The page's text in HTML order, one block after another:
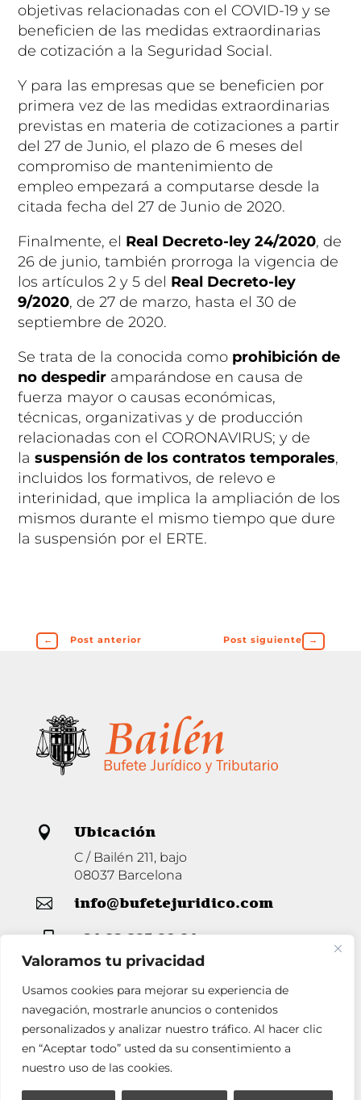
Valoramos tu privacidad
Usamos cookies para mejorar su experiencia de
navegación, mostrarle anuncios o contenidos
personalizados y analizar nuestro tráfico. Al hacer clic
en “Aceptar todo” usted da su consentimiento a
nuestro uso de las cookies.
objetivas relacionadas con el COVID-19 y se
beneficien de las medidas extraordinarias
de cotización a la Seguridad Social.
Y para las empresas que se beneficien por
primera vez de las medidas extraordinarias
previstas en materia de cotizaciones a partir
del 27 de Junio, el plazo de 6 meses del
compromiso de mantenimiento de
empleo empezará a computarse desde la
citada fecha del 27 de Junio de 2020.
Finalmente, el Real Decreto-ley 24/2020, de
26 de junio, también prorroga la vigencia de
los artículos 2 y 5 del Real Decreto-ley
9/2020, de 27 de marzo, hasta el 30 de
septiembre de 2020.
Se trata de la conocida como prohibición de
no despedir amparándose en causa de
fuerza mayor o causas económicas,
técnicas, organizativas y de producción
relacionadas con el CORONAVIRUS; y de
lasuspensión de los contratos temporales,
incluidos los formativos, de relevo e
interinidad, que implica la ampliación de los
mismos durante el mismo tiempo que dure
la suspensión por el ERTE.
← Post anterior Post siguiente →
 Ubicación
C / Bailén 211, bajo
08037 Barcelona
 info@bufetejuridico.com
 +34 93 285 80 94
 Horario
Lunes a Jueves de 9 a 14 y de 16 a 19
Viernes de 9 a 14.